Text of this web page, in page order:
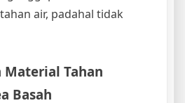
air, padahal tidak
Tahan
Basah